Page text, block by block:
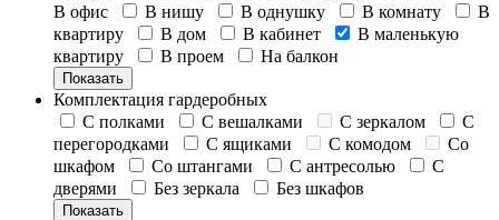
В офис
В нишу В однушку В комнату
В
квартиру
В дом В кабинет
В маленькую
квартиру
В проем На балкон
Показать
Комплектация гардеробных
С полками
С вешалками С зеркалом
С
перегородками
С ящиками С комодом
Со
шкафом
Со штангами С антресолью
С
дверями
Без зеркала Без шкафов
Показать